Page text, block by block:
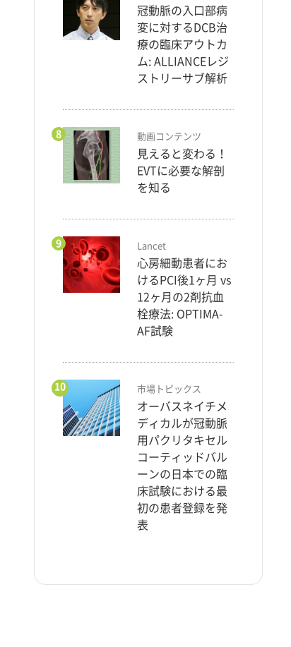
冠動脈の入口部病
変に対するDCB治
療の臨床アウトカ
ム: ALLIANCEレジ
ストリーサブ解析
8 動画コンテンツ
見えると変わる！
EVTに必要な解剖
を知る
9 Lancet
心房細動患者にお
けるPCI後1ヶ月 vs
12ヶ月の2剤抗血
栓療法: OPTIMA-
AF試験
10 市場トピックス
オーバスネイチメ
ディカルが冠動脈
用パクリタキセル
コーティッドバル
ーンの日本での臨
床試験における最
初の患者登録を発
表